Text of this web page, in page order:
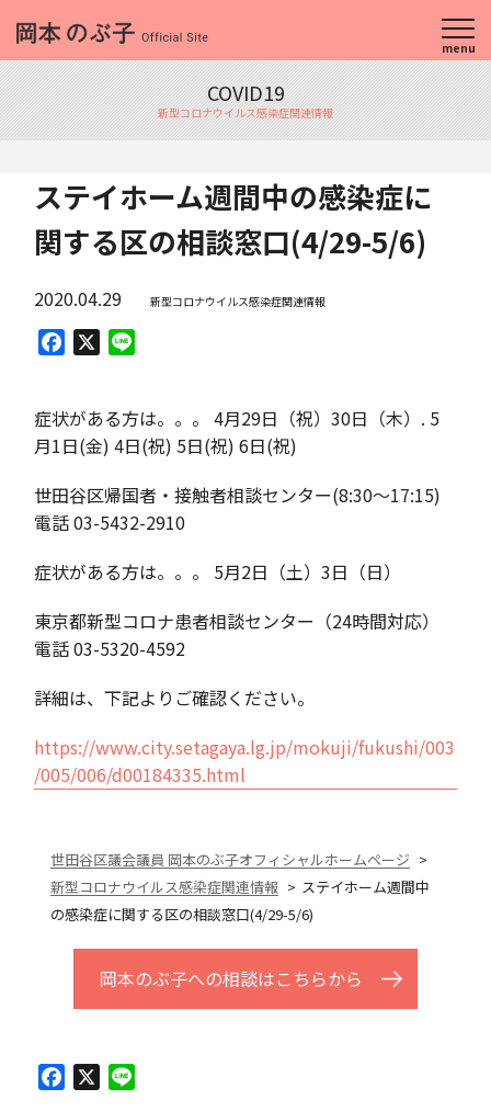
menu
COVID19
新型コロナウイルス感染症関連情報
ステイホーム週間中の感染症に
関する区の相談窓口(4/29-5/6)
2020.04.29 新型コロナウイルス感染症関連情報
Facebook
症状がある方は。。。 4月29日（祝）30日（木）. 5
月1日(金) 4日(祝) 5日(祝) 6日(祝)
世田谷区帰国者・接触者相談センター(8:30〜17:15)
電話 03-5432-2910
症状がある方は。。。 5月2日（土）3日（日）
東京都新型コロナ患者相談センター（24時間対応）
電話 03-5320-4592
詳細は、下記よりご確認ください。
https://www.city.setagaya.lg.jp/mokuji/fukushi/003
/005/006/d00184335.html
世田谷区議会議員 岡本のぶ子オフィシャルホームページ
新型コロナウイルス感染症関連情報
ステイホーム週間中
の感染症に関する区の相談窓口(4/29-5/6)
岡本のぶ子への相談はこちらから
Facebook